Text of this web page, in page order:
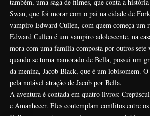
também, uma saga de filmes, que conta a
Swan, que foi morar com o pai na cidade de
vampiro Edward Cullen, com quem começa um
Edward Cullen é um vampiro adolescente, na
mora com uma família composta por outros sete
quando se torna namorado de Bella, possui um
da menina, Jacob Black, que é um lobisomem.
pela notável atração de Jacob por Bella.
A aventura é contada em quatro livros:
e Amanhecer. Eles contemplam conflitos entre